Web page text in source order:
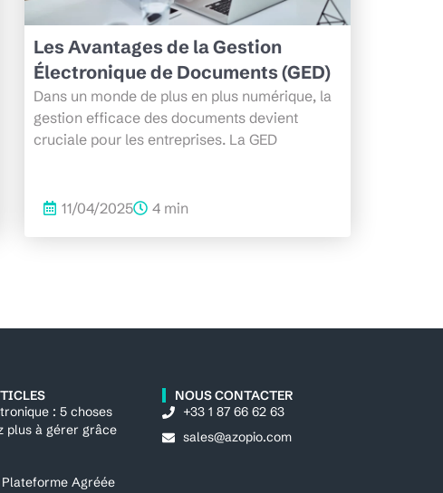
Les Avantages de la Gestion
Électronique de Documents (GED)
Dans un monde de plus en plus numérique, la
gestion efficace des documents devient
cruciale pour les entreprises. La GED
11/04/2025 4 min
: 5 choses
plus à gérer grâce
Agréée
NOUS CONTACTER
+33 1 87 66 62 63
sales@azopio.com